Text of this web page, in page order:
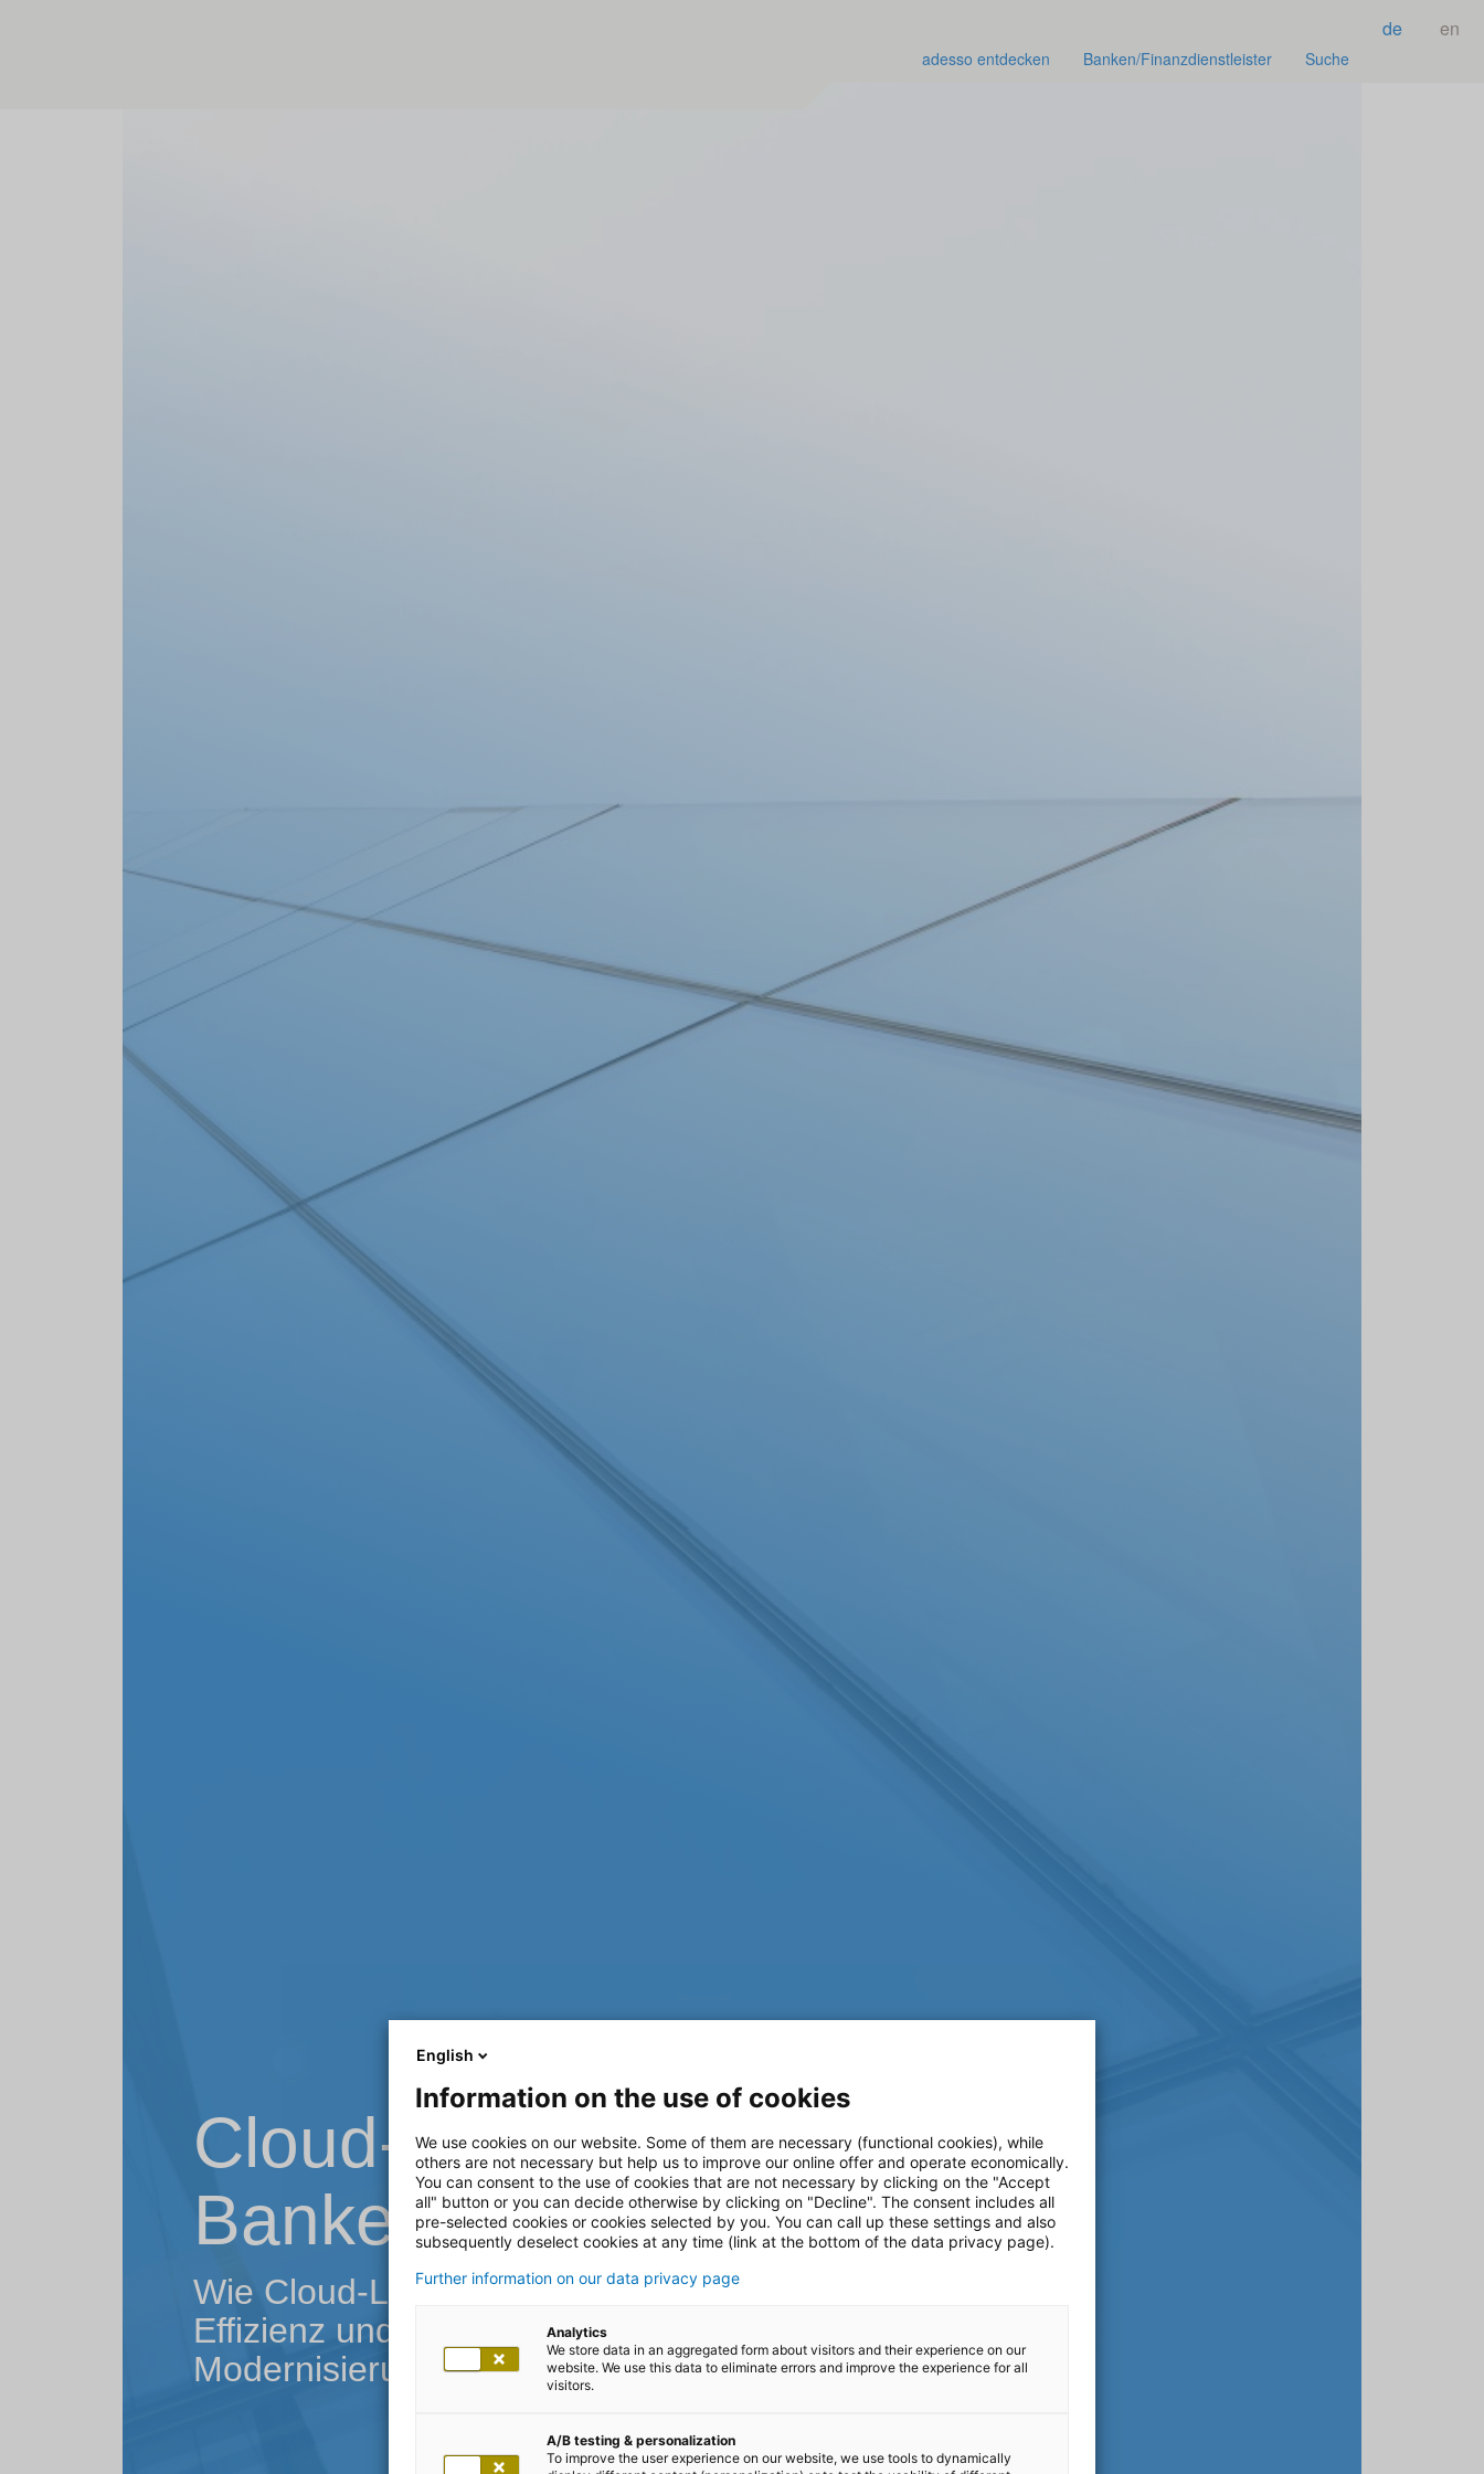
de en
adesso entdecken Banken/Finanzdienstleister Suche
Cloud-Lösungen für
Banken
Wie Cloud-Lösungen Banken zu Flexibilität,
Effizienz und datenschutzkonformer
Modernisierung verhelfen
English
Information on the use of cookies
We use cookies on our website. Some of them are necessary (functional cookies), while
others are not necessary but help us to improve our online offer and operate economically.
You can consent to the use of cookies that are not necessary by clicking on the "Accept
all" button or you can decide otherwise by clicking on "Decline". The consent includes all
pre-selected cookies or cookies selected by you. You can call up these settings and also
subsequently deselect cookies at any time (link at the bottom of the data privacy page).
Further information on our data privacy page
Analytics
We store data in an aggregated form about visitors and their experience on our
website. We use this data to eliminate errors and improve the experience for all
visitors.
A/B testing & personalization
To improve the user experience on our website, we use tools to dynamically